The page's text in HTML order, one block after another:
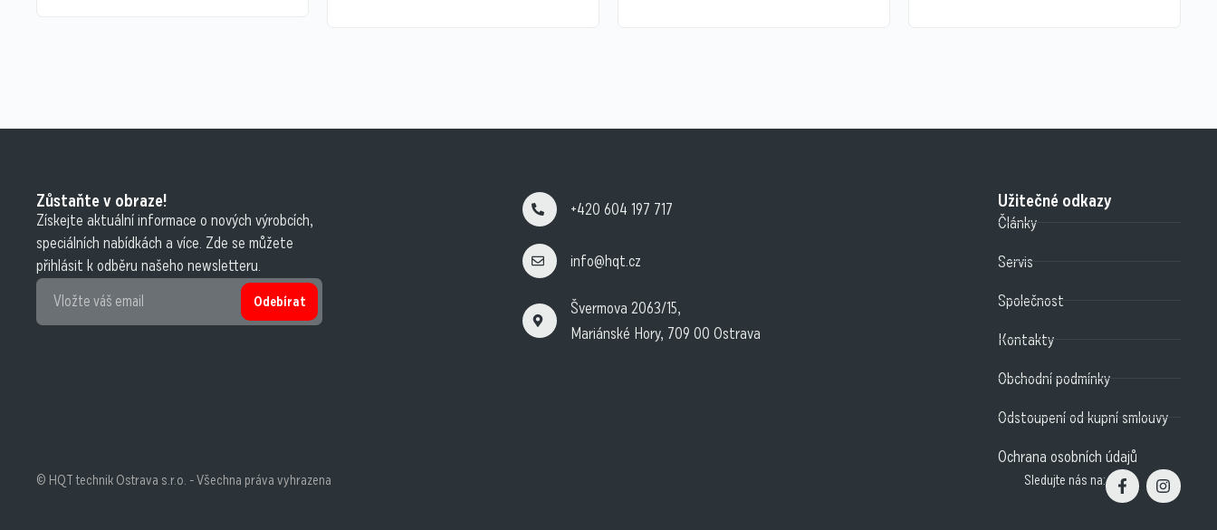
Zůstaňte v obraze!
Získejte aktuální informace o nových výrobcích,
speciálních nabídkách a více. Zde se můžete
přihlásit k odběru našeho newsletteru.
Odebírat
+420 604 197 717
info@hqt.cz
Švermova 2063/15,
Mariánské Hory, 709 00 Ostrava
Užitečné odkazy
Články
Servis
Společnost
Kontakty
Obchodní podmínky
Odstoupení od kupní smlouvy
Ochrana osobních údajů
© HQT technik Ostrava s.r.o. - Všechna práva vyhrazena Sledujte nás na: